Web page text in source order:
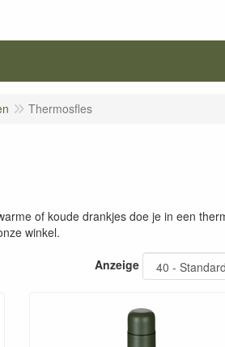
Thermosfles
of koude drankjes doe je in een
winkel.
Anzeige